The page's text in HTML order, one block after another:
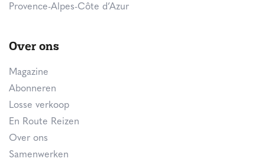
Provence-Alpes-Côte d’Azur
Over ons
Magazine
Abonneren
Losse verkoop
En Route Reizen
Over ons
Samenwerken